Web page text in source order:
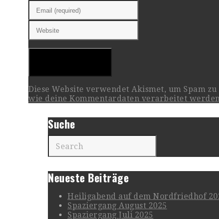
Diese Website verwendet Akismet, um Spam
wie deine Kommentardaten verarbeitet
Suche
Neueste Beiträge
Heiligabend auf dem Nordfriedhof
Spaziergang August 2025
Spaziergang Juli 2025